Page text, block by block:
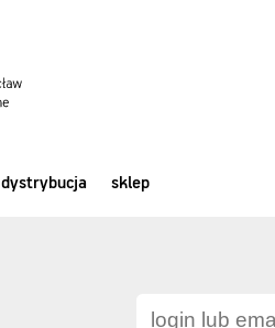
dystrybucja sklep